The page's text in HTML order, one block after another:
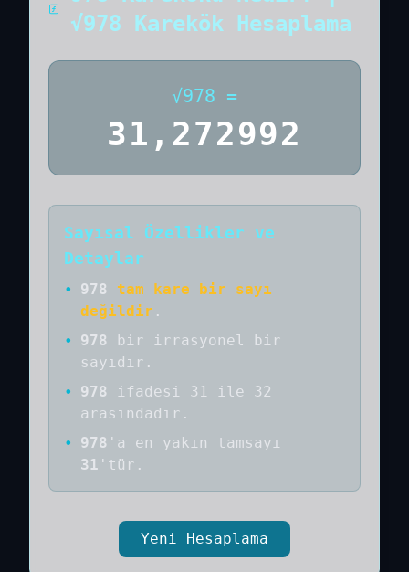
√978 Karekök Hesaplama
√978 =
31,272992
Sayısal Özellikler ve
Detaylar
• 978
tam kare bir sayı
değildir .
•
978 bir
irrasyonel bir
sayıdır .
•
978
ifadesi 31 ile 32
arasındadır.
•
978 'a en yakın tamsayı
31 'tür.
Yeni Hesaplama